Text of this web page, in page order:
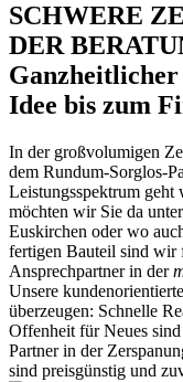
SCHWERE
DER
Idee bis zum
In der großvolumigen
dem Rundum-Sorglos-
Leistungsspektrum geht
möchten wir Sie da
Euskirchen oder wo
fertigen Bauteil sind wir
Ansprechpartner in der
Unsere
überzeugen: Schnelle
Offenheit für Neues
Partner in der
sind preisgünstig und